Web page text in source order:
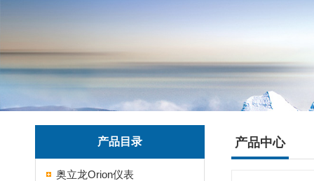
产品目录
奥立龙Orion仪表
产品中心